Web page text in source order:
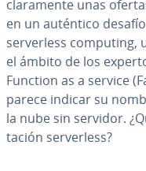
cla­ra­me­n­te unas
en un auténtico
se­r­ve­r­le­ss computing,
el ámbito de los
Function as a service
parece indicar su
la nube sin servidor.
tación se­r­ve­r­le­ss?